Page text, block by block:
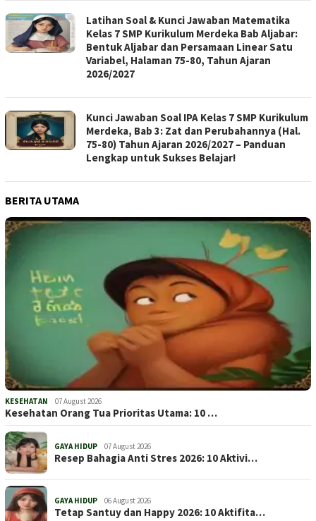
Latihan Soal & Kunci Jawaban Matematika
Kelas 7 SMP Kurikulum Merdeka Bab Aljabar:
Bentuk Aljabar dan Persamaan Linear Satu
Variabel, Halaman 75-80, Tahun Ajaran
2026/2027
Kunci Jawaban Soal IPA Kelas 7 SMP Kurikulum
Merdeka, Bab 3: Zat dan Perubahannya (Hal.
75-80) Tahun Ajaran 2026/2027 – Panduan
Lengkap untuk Sukses Belajar!
BERITA UTAMA
KESEHATAN 07 August 2026
Kesehatan Orang Tua Prioritas Utama: 10 …
GAYA HIDUP 07 August 2026
Resep Bahagia Anti Stres 2026: 10 Aktivi…
GAYA HIDUP 06 August 2026
Tetap Santuy dan Happy 2026: 10 Aktifita…